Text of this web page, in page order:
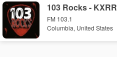
103 Rocks - KXRR
FM 103.1
Columbia, United States